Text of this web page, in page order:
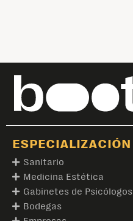
ESPECIALIZACIÓN
Sanitario
Medicina Estética
Gabinetes de Psicólogos
Bodegas